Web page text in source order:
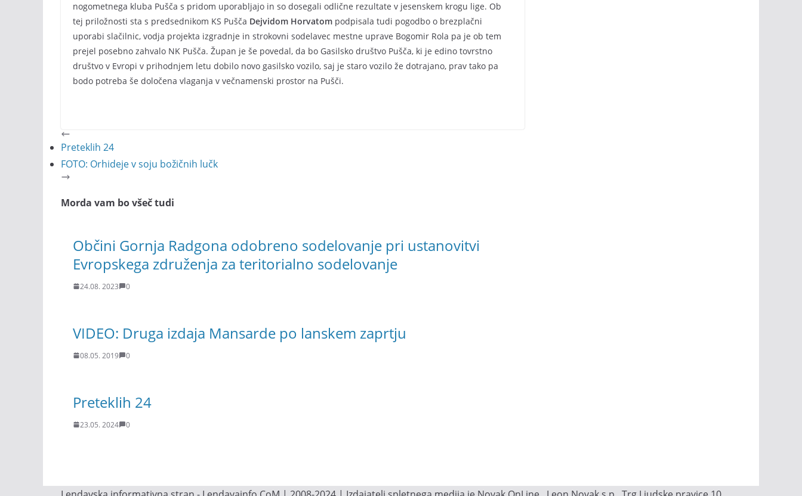
nogometnega kluba Pušča s pridom uporabljajo in so dosegali odlične rezultate v jesenskem krogu lige. Ob
tej priložnosti sta s predsednikom KS Pušča Dejvidom Horvatom podpisala tudi pogodbo o brezplačni
uporabi slačilnic, vodja projekta izgradnje in strokovni sodelavec mestne uprave Bogomir Rola pa je ob tem
prejel posebno zahvalo NK Pušča. Župan je še povedal, da bo Gasilsko društvo Pušča, ki je edino tovrstno
društvo v Evropi v prihodnjem letu dobilo novo gasilsko vozilo, saj je staro vozilo že dotrajano, prav tako pa
bodo potreba še določena vlaganja v večnamenski prostor na Pušči.
Preteklih 24
FOTO: Orhideje v soju božičnih lučk
Morda vam bo všeč tudi
Občini Gornja Radgona odobreno sodelovanje pri ustanovitvi
Evropskega združenja za teritorialno sodelovanje
24.08. 2023 0
VIDEO: Druga izdaja Mansarde po lanskem zaprtju
08.05. 2019 0
Preteklih 24
23.05. 2024 0